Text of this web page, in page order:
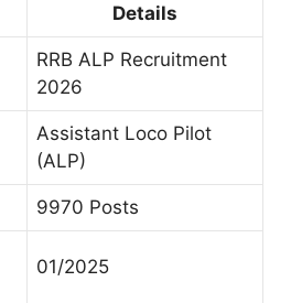
Details
RRB ALP Recruitment
2026
Assistant Loco Pilot
(ALP)
9970 Posts
01/2025